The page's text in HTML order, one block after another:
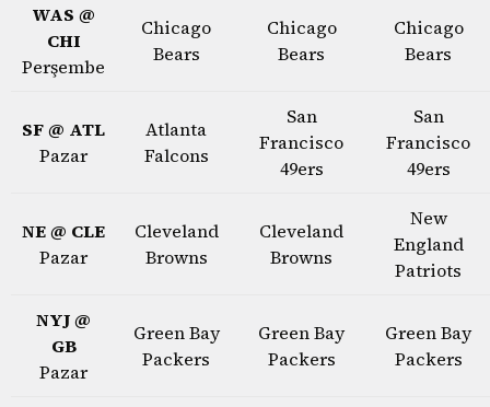
WAS @
CHI
Perşembe
Chicago
Bears
Chicago
Bears
Chicago
Bears
SF @ ATL
Pazar
Atlanta
Falcons
San
Francisco
49ers
San
Francisco
49ers
NE @ CLE
Pazar
Cleveland
Browns
Cleveland
Browns
New
England
Patriots
NYJ @
GB
Pazar
Green Bay
Packers
Green Bay
Packers
Green Bay
Packers